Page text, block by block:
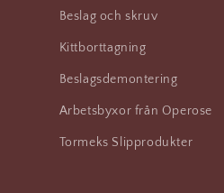
Beslag och skruv
Kittborttagning
Beslagsdemontering
Arbetsbyxor från Operose
Tormeks Slipprodukter